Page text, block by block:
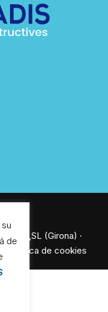
(Girona) ·
Política de cookies
de